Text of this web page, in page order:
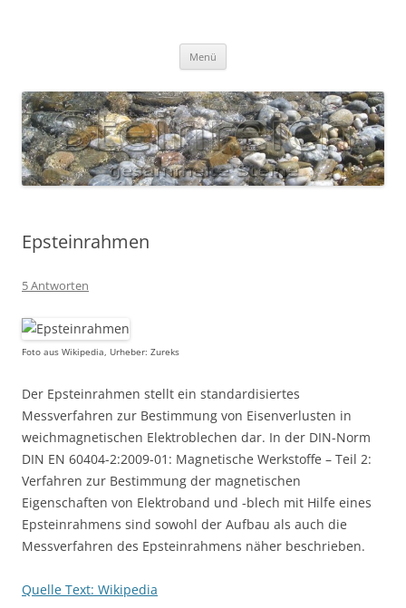
Menü
Epsteinrahmen
5 Antworten
Foto aus Wikipedia, Urheber: Zureks
Der Epsteinrahmen stellt ein standardisiertes
Messverfahren zur Bestimmung von Eisenverlusten in
weichmagnetischen Elektroblechen dar. In der DIN-Norm
DIN EN 60404-2:2009-01: Magnetische Werkstoffe – Teil 2:
Verfahren zur Bestimmung der magnetischen
Eigenschaften von Elektroband und -blech mit Hilfe eines
Epsteinrahmens sind sowohl der Aufbau als auch die
Messverfahren des Epsteinrahmens näher beschrieben.
Quelle Text: Wikipedia